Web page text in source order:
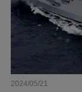
2024/05/21